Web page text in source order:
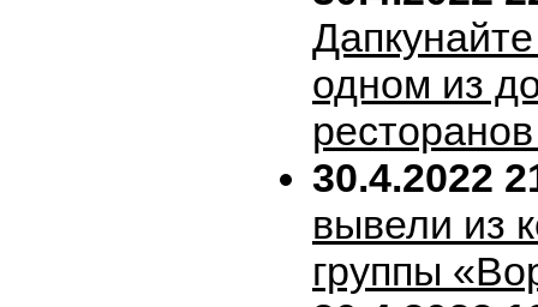
одном из
30.4.2022
вывели из
группы